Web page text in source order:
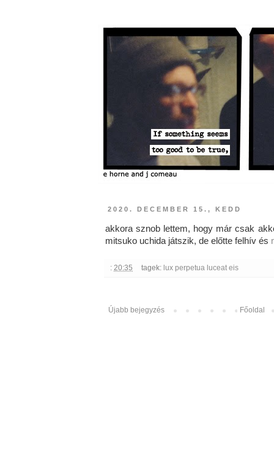
2020. DECEMBER 15., KEDD
akkora sznob lettem, hogy már csak
mitsuko uchida játszik, de előtte felhív és
: 20:35 tagek: lux perpetua luceat eis
Újabb bejegyzés Főoldal